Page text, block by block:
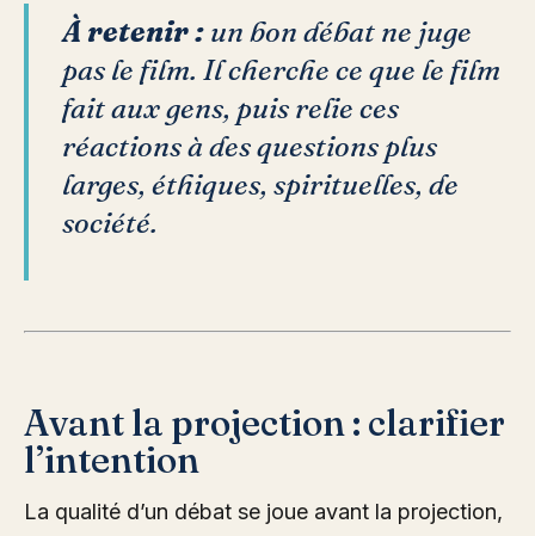
À retenir : un bon débat ne juge
pas le film. Il cherche ce que le film
fait aux gens, puis relie ces
réactions à des questions plus
larges, éthiques, spirituelles, de
société.
Avant la projection : clarifier
l’intention
La qualité d’un débat se joue avant la projection,